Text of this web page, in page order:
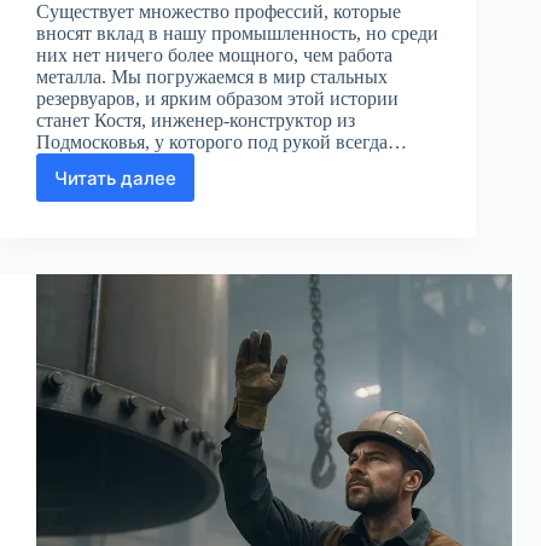
Существует множество профессий, которые
вносят вклад в нашу промышленность, но среди
них нет ничего более мощного, чем работа
металла. Мы погружаемся в мир стальных
резервуаров, и ярким образом этой истории
станет Костя, инженер-конструктор из
Подмосковья, у которого под рукой всегда…
Читать далее
Технические
в
современном